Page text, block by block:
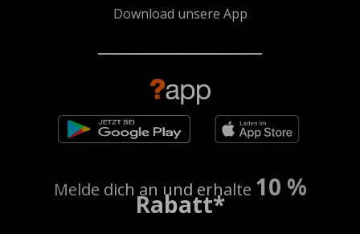
Download unsere App
Melde dich an und erhalte 10 %
Rabatt*